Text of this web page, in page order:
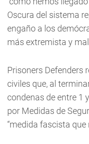
Oscura del sistema
engaño a los
más extremista y
Prisoners Defenders
civiles que, al
condenas de entre 1
por Medidas de
“medida fascista que